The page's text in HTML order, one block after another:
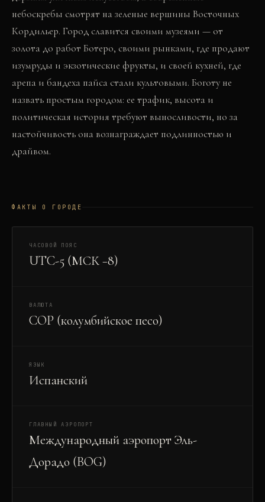
небоскребы смотрят на зеленые вершины Восточных
Кордильер. Город славится своими музеями — от
золота до работ Ботеро, своими рынками, где продают
изумруды и экзотические фрукты, и своей кухней, где
арепа и бандеха пайса стали культовыми. Боготу не
назвать простым городом: ее трафик, высота и
политическая история требуют выносливости, но за
настойчивость она вознаграждает подлинностью и
драйвом.
ФАКТЫ О ГОРОДЕ
ЧАСОВОЙ ПОЯС
UTC-5 (МСК −8)
ВАЛЮТА
COP (колумбийское песо)
ЯЗЫК
Испанский
ГЛАВНЫЙ АЭРОПОРТ
Международный аэропорт Эль-
Дорадо (BOG)